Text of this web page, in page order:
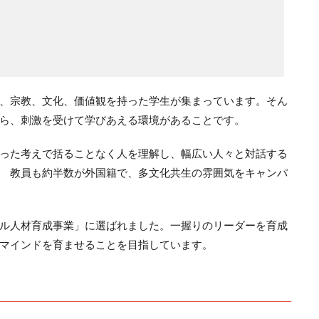
宗教、文化、価値観を持った学生が集まっています。そん
、刺激を受けて学びあえる環境があることです。
た考えで括ることなく人を理解し、幅広い人々と対話する
員も約半数が外国籍で、多文化共生の雰囲気をキャンパ
人材育成事業」に選ばれました。一握りのリーダーを育成
インドを育ませることを目指しています。